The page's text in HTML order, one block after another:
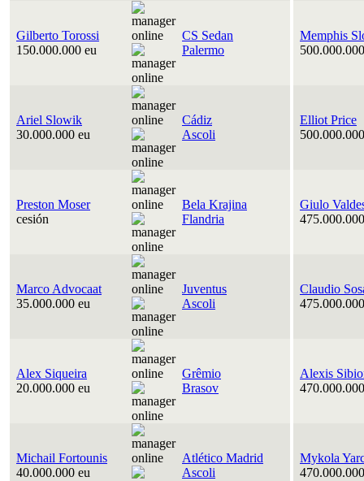
Gilberto Torossi
150.000.000 eu
CS Sedan
Palermo
Memphis
Ariel Slowik
30.000.000 eu
Cádiz
Ascoli
Elliot Price
Preston Moser
cesión
Bela Krajina
Flandria
Giulo
Marco Advocaat
35.000.000 eu
Juventus
Ascoli
Claudio
Alex Siqueira
20.000.000 eu
Grêmio
Brasov
Alexis
Michail Fortounis
40.000.000 eu
Atlético Madrid
Ascoli
Mykola